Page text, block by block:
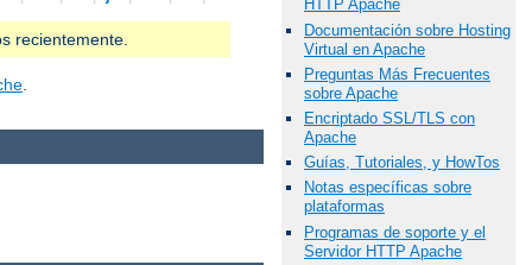
recientemente.
.
HTTP Apache
Documentación sobre Hosting
Virtual en Apache
Preguntas Más Frecuentes
sobre Apache
Encriptado SSL/TLS con
Apache
Guías, Tutoriales, y HowTos
Notas específicas sobre
plataformas
Programas de soporte y el
Servidor HTTP Apache